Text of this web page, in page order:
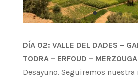
DÍA 02: VALLE DEL DADES –
TODRA – ERFOUD – MERZOUGA
Desayuno. Seguiremos nuestra